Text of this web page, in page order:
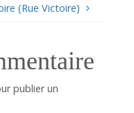
(Rue Victoire)
publier un